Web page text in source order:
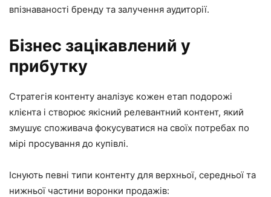
впізнаваності бренду та залучення аудиторії.
Бізнес зацікавлений у
прибутку
Стратегія контенту аналізує кожен етап подорожі
клієнта і створює якісний релевантний контент, який
змушує споживача фокусуватися на своїх потребах по
мірі просування до купівлі.
Існують певні типи контенту для верхньої, середньої та
нижньої частини воронки продажів: